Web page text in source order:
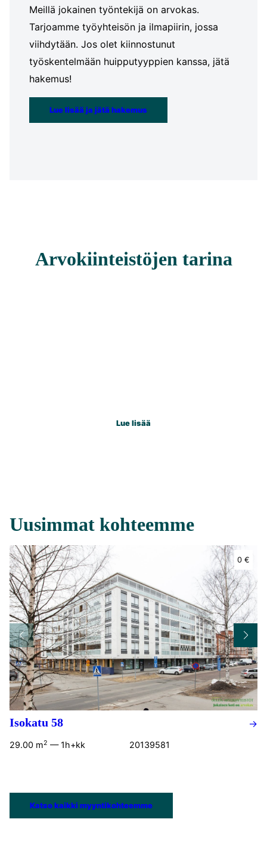
Meillä jokainen työntekijä on arvokas.
Tarjoamme työyhteisön ja ilmapiirin, jossa
viihdytään. Jos olet kiinnostunut
työskentelmään huipputyyppien kanssa, jätä
hakemus!
Lue lisää ja jätä hakemus
Arvokiinteistöjen tarina
Lue lisää
Uusimmat kohteemme
0 €
Isokatu 58 →
29.00 m2 —1h+kk 20139581
Katso kaikki myyntikohteemme